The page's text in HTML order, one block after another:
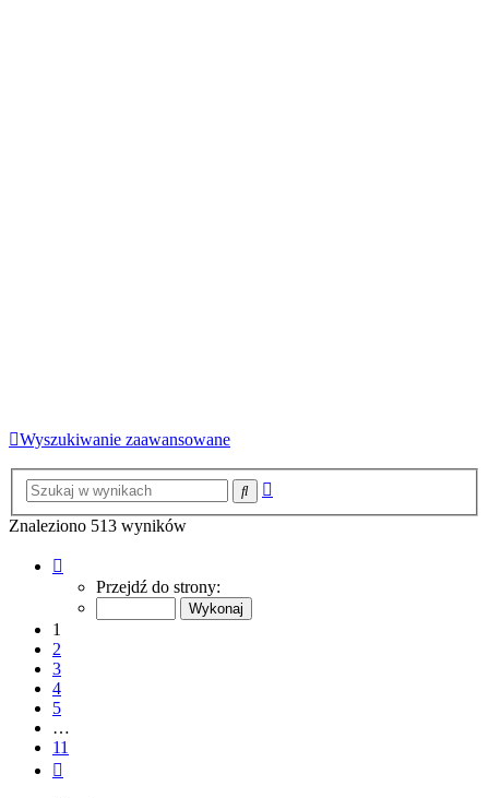
Wyszukiwanie zaawansowane
Szukaj
Znaleziono 513 wyników
Przejdź do strony:
1
2
3
4
5
…
11